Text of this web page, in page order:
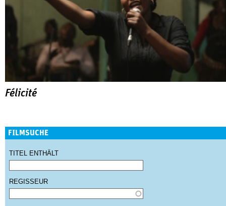
Félicité
FILMSUCHE
TITEL ENTHÄLT
REGISSEUR